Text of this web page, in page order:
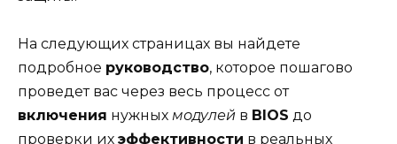
На следующих страницах вы найдете
подробное руководство, которое пошагово
проведет вас через весь процесс от
включения нужных модулей в BIOS до
проверки их эффективности в реальных